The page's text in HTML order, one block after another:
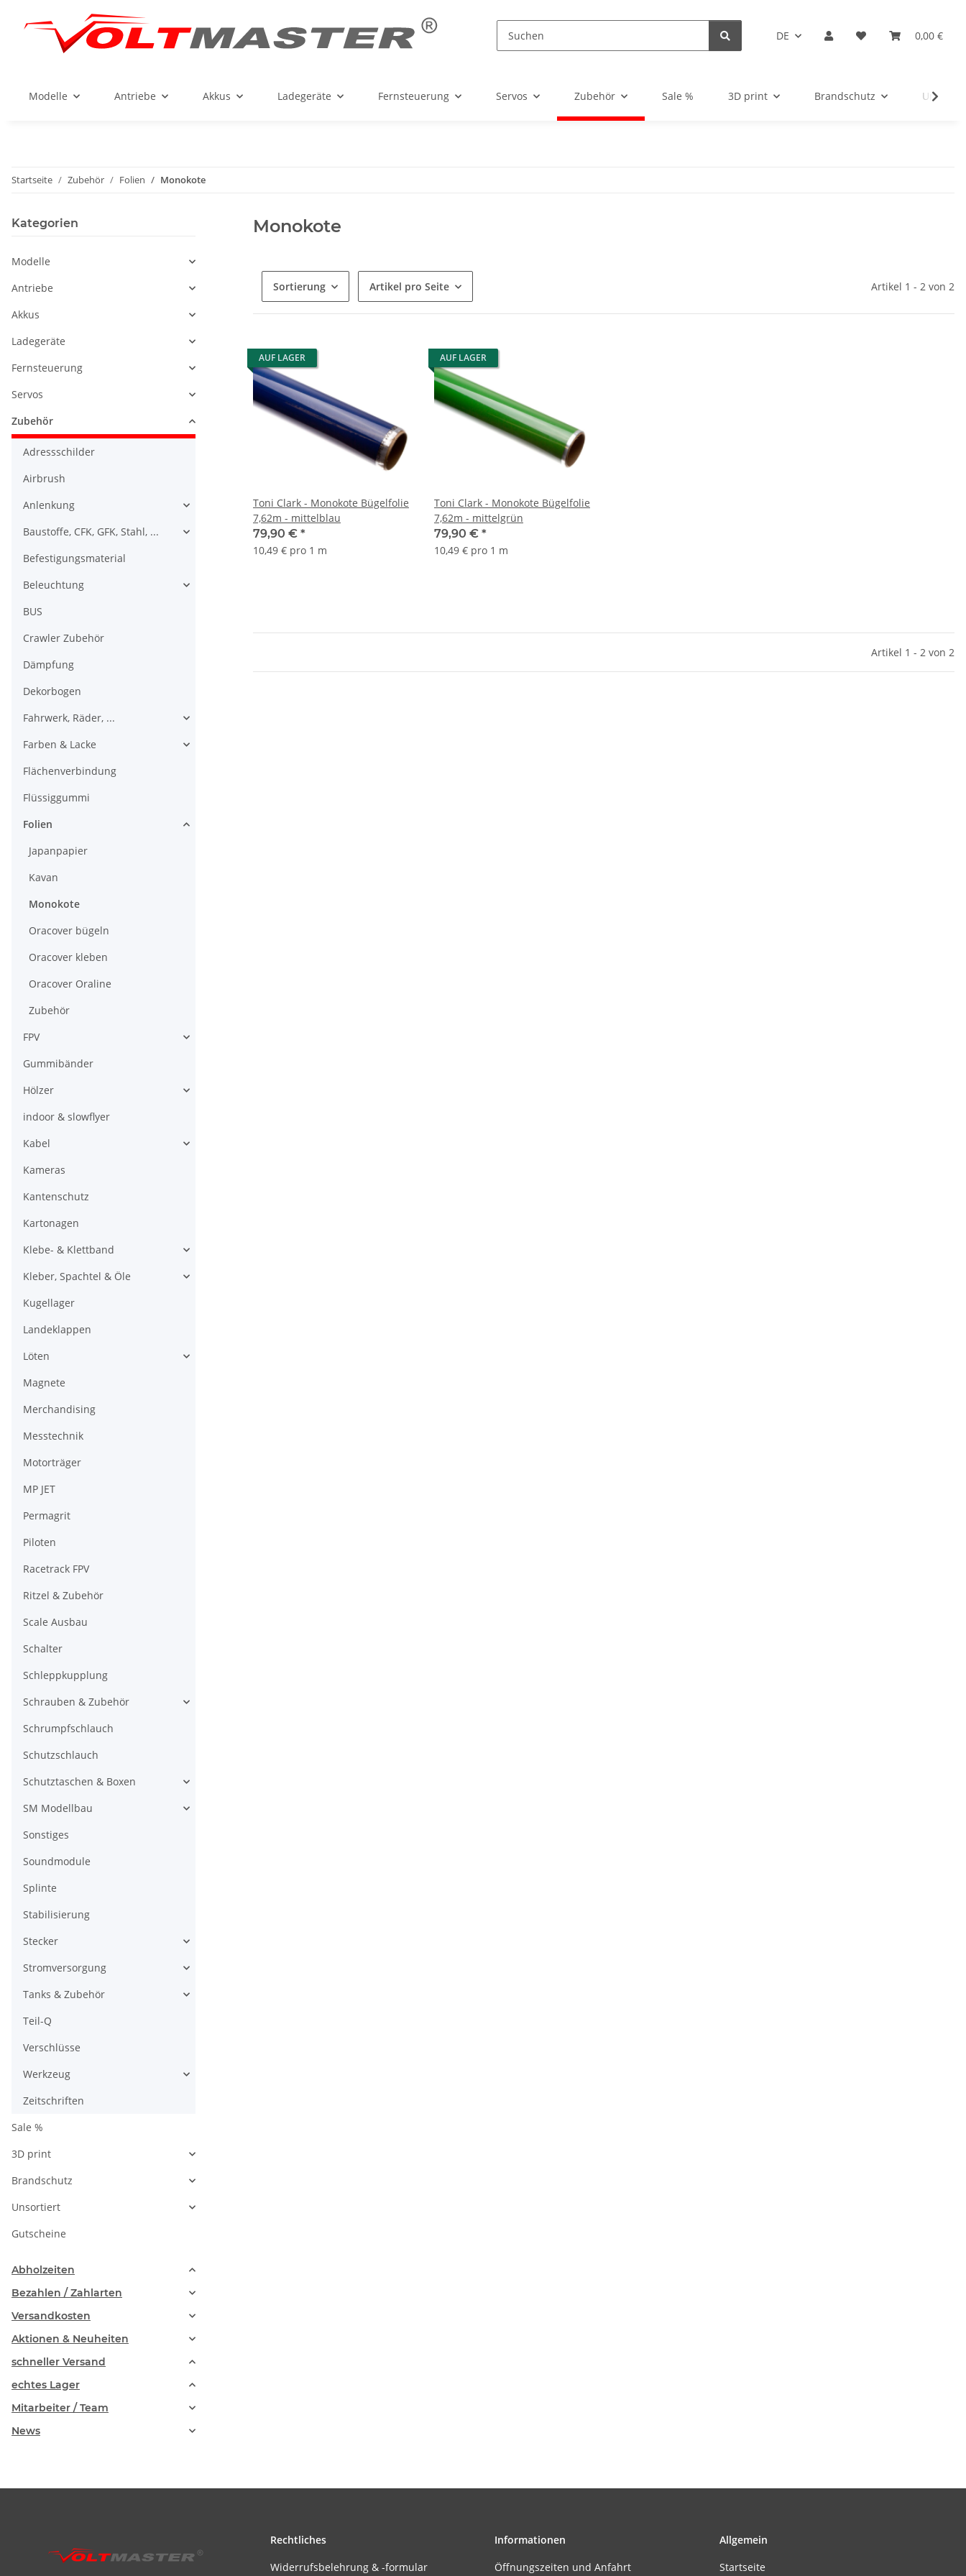
DE 0,00 €
Modelle Antriebe Akkus Ladegeräte Fernsteuerung Servos Zubehör Sale % 3D print Brandschutz
Startseite Zubehör Folien Monokote
Monokote
Sortierung Artikel pro Seite Artikel 1 - 2 von 2
AUF LAGER
Toni Clark - Monokote Bügelfolie
7,62m - mittelblau
79,90 € *
10,49 € pro 1 m
AUF LAGER
Toni Clark - Monokote Bügelfolie
7,62m - mittelgrün
79,90 € *
10,49 € pro 1 m
Artikel 1 - 2 von 2
Kategorien
Modelle
Antriebe
Akkus
Ladegeräte
Fernsteuerung
Servos
Zubehör
Adressschilder
Airbrush
Anlenkung
Baustoffe, CFK, GFK, Stahl, ...
Befestigungsmaterial
Beleuchtung
BUS
Crawler Zubehör
Dämpfung
Dekorbogen
Fahrwerk, Räder, ...
Farben & Lacke
Flächenverbindung
Flüssiggummi
Folien
Japanpapier
Kavan
Monokote
Oracover bügeln
Oracover kleben
Oracover Oraline
Zubehör
FPV
Gummibänder
Hölzer
indoor & slowflyer
Kabel
Kameras
Kantenschutz
Kartonagen
Klebe- & Klettband
Kleber, Spachtel & Öle
Kugellager
Landeklappen
Löten
Magnete
Merchandising
Messtechnik
Motorträger
MP JET
Permagrit
Piloten
Racetrack FPV
Ritzel & Zubehör
Scale Ausbau
Schalter
Schleppkupplung
Schrauben & Zubehör
Schrumpfschlauch
Schutzschlauch
Schutztaschen & Boxen
SM Modellbau
Sonstiges
Soundmodule
Splinte
Stabilisierung
Stecker
Stromversorgung
Tanks & Zubehör
Teil-Q
Verschlüsse
Werkzeug
Zeitschriften
Sale %
3D print
Brandschutz
Unsortiert
Gutscheine
Abholzeiten
Bezahlen / Zahlarten
Versandkosten
Aktionen & Neuheiten
schneller Versand
echtes Lager
Mitarbeiter / Team
News
Rechtliches
Widerrufsbelehrung & -formular
Informationen
Öffnungszeiten und Anfahrt
Allgemein
Startseite